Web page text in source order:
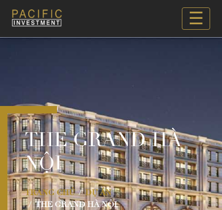
☰
THE GRAND HÀ
NỘI
TRANG CHỦ
DỰ ÁN
THE GRAND HÀ NỘI